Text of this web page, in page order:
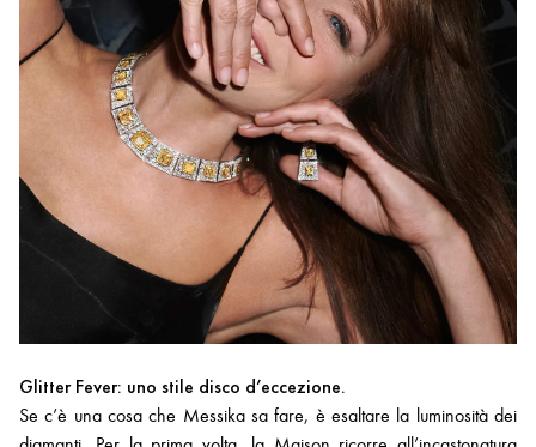
Glitter Fever: uno stile disco d’eccezione.
Se c’è una cosa che Messika sa fare, è esaltare la luminosità dei